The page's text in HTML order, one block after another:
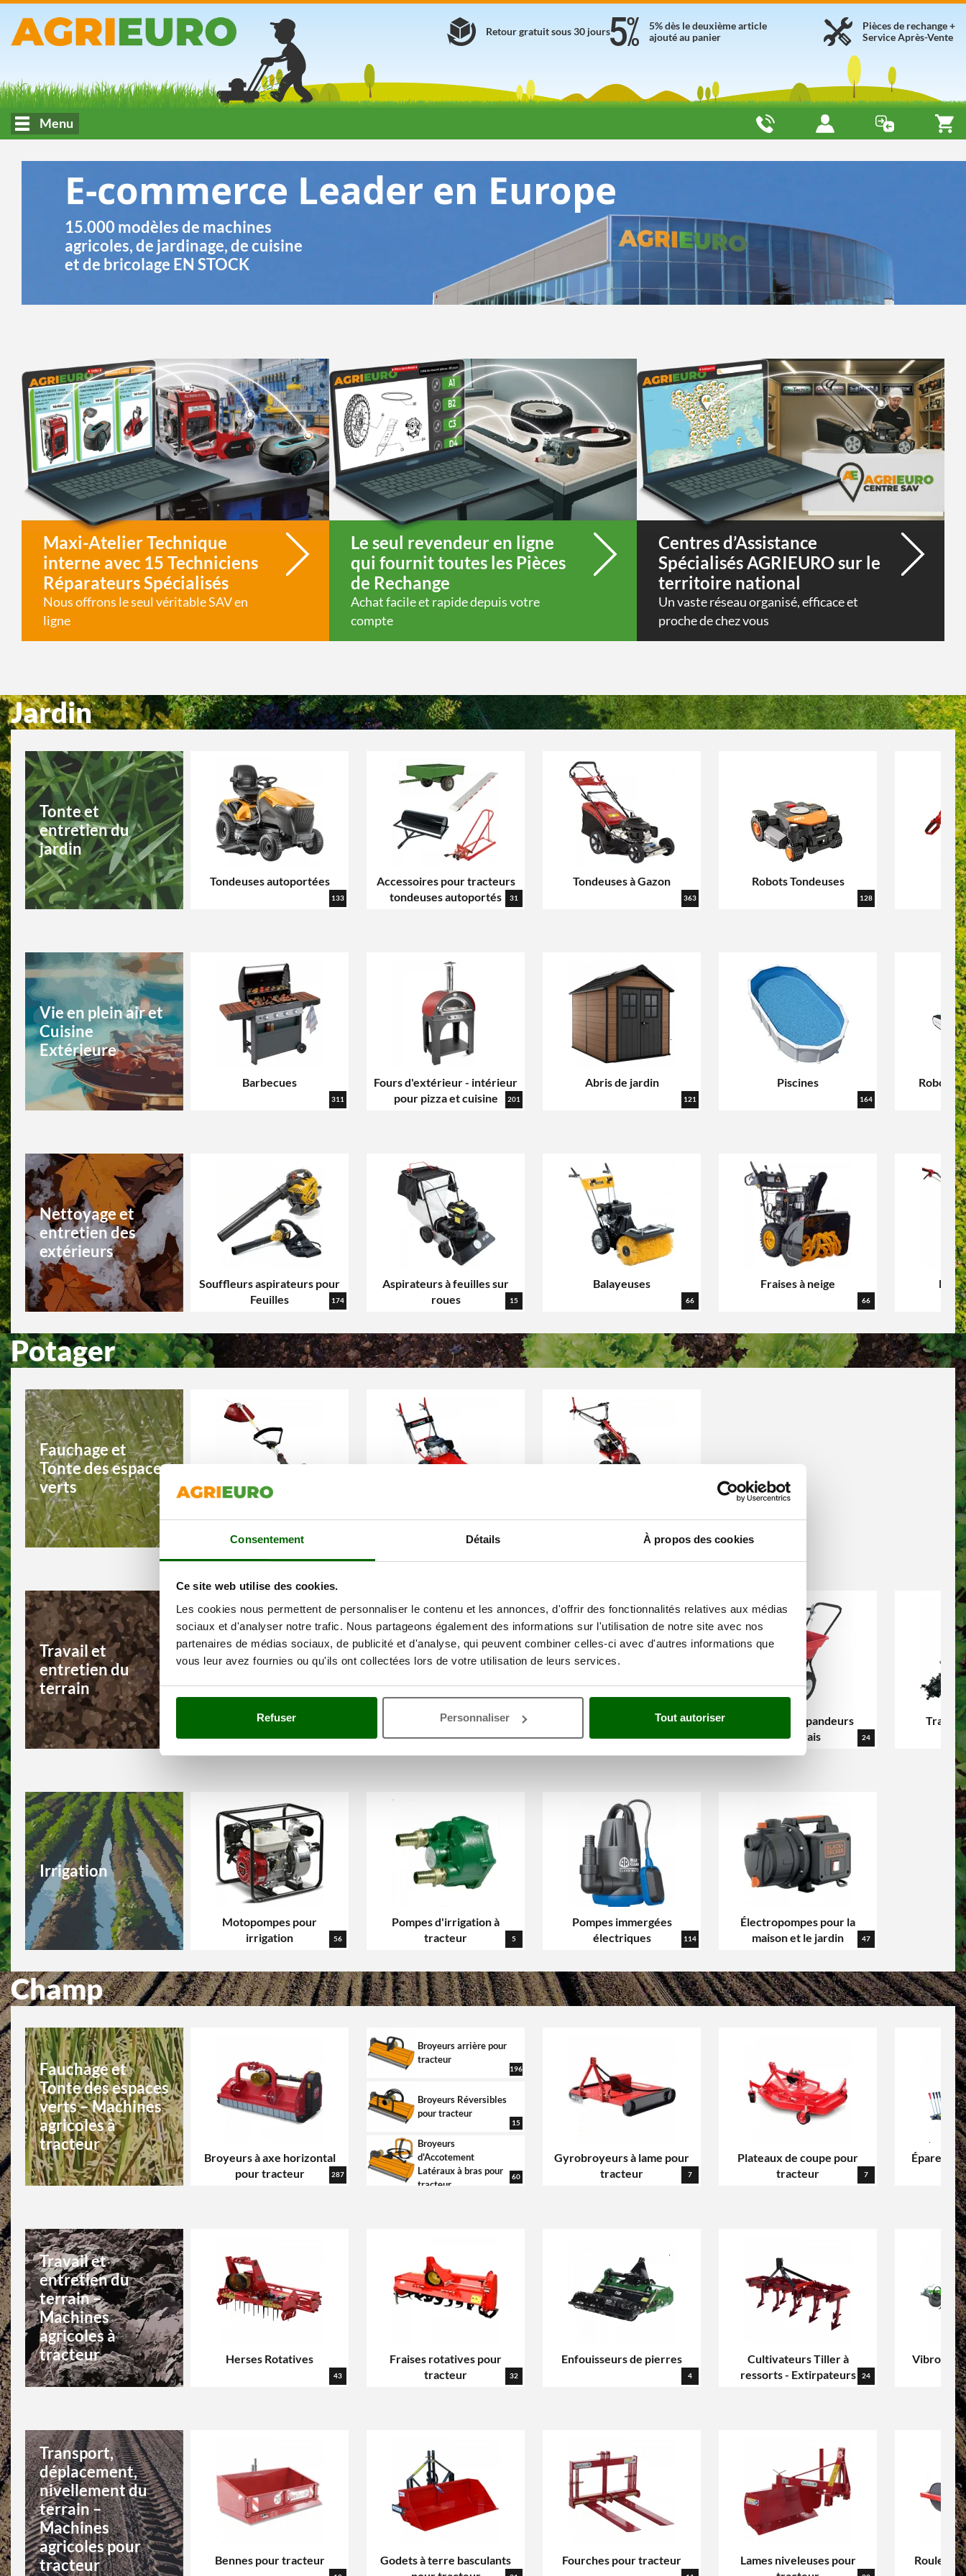
Consentement Détails À propos des cookies
Ce site web utilise des cookies.
Les cookies nous permettent de personnaliser le contenu et les annonces, d'offrir des fonctionnalités relatives aux médias
sociaux et d'analyser notre trafic. Nous partageons également des informations sur l'utilisation de notre site avec nos
partenaires de médias sociaux, de publicité et d'analyse, qui peuvent combiner celles-ci avec d'autres informations que
vous leur avez fournies ou qu'ils ont collectées lors de votre utilisation de leurs services.
Refuser Personnaliser Tout autoriser
Pièces de rechange +
Service Après-Vente
5% dès le deuxième article
ajouté au panier
Retour gratuit sous 30 jours
Menu
E-commerce Leader en Europe
15.000 modèles de machines
agricoles, de jardinage, de cuisine
et de bricolage EN STOCK
Maxi-Atelier Technique
interne avec 15 Techniciens
Réparateurs Spécialisés
Nous offrons le seul véritable SAV en
ligne
Le seul revendeur en ligne
qui fournit toutes les Pièces
de Rechange
Achat facile et rapide depuis votre
compte
Centres d’Assistance
Spécialisés AGRIEURO sur le
territoire national
Un vaste réseau organisé, efficace et
proche de chez vous
Jardin
Tonte et
entretien du
jardin
Tondeuses autoportées
133
Accessoires pour tracteurs
tondeuses autoportés
31
Tondeuses à Gazon
363
Robots Tondeuses
128
Vie en plein air et
Cuisine
Extérieure
Barbecues
311
Fours d'extérieur - intérieur
pour pizza et cuisine
201
Abris de jardin
121
Piscines
164
Robots
Nettoyage et
entretien des
extérieurs
Souffleurs aspirateurs pour
Feuilles
174
Aspirateurs à feuilles sur
roues
15
Balayeuses
66
Fraises à neige
66
Potager
Fauchage et
Tonte des espaces
verts
Débroussailleuses
Tondeuses
débroussailleuses
Motofaucheuses
65
Travail et
entretien du
terrain
Motobineuses
124
Motoculteurs
68 23
Semoirs et Épandeurs
d'engrais
24
Irrigation
Motopompes pour
irrigation
56
Pompes d'irrigation à
tracteur
5
Pompes immergées
électriques
114
Électropompes pour la
maison et le jardin
47
Champ
Fauchage et
Tonte des espaces
verts – Machines
agricoles à
tracteur
Broyeurs à axe horizontal
pour tracteur
287
Broyeurs arrière pour
tracteur
196
Broyeurs Réversibles
pour tracteur
15
Broyeurs
d'Accotement
Latéraux à bras pour
tracteur
60
Gyrobroyeurs à lame pour
tracteur
7
Plateaux de coupe pour
tracteur
7
Travail et
entretien du
terrain –
Machines
agricoles à
tracteur
Herses Rotatives
43
Fraises rotatives pour
tracteur
32
Enfouisseurs de pierres
4
Cultivateurs Tiller à
ressorts - Extirpateurs
24
Transport,
déplacement,
nivellement du
terrain –
Machines
agricoles pour
tracteur
Bennes pour tracteur
Godets à terre basculants
Fourches pour tracteur
Lames niveleuses pour